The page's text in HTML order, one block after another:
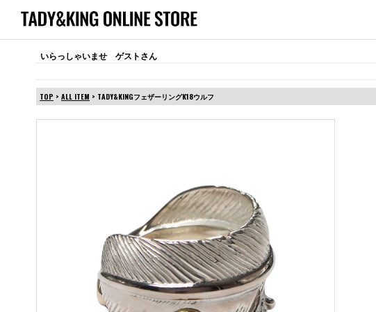
いらっしゃいませ ゲストさん
TOP > ALL ITEM > TADY&KINGフェザーリングK18ウルフ